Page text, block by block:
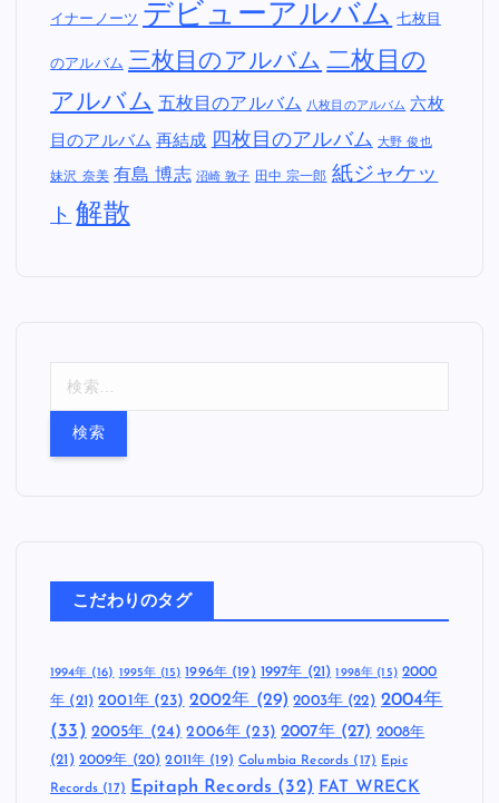
イナーノーツ デビューアルバム 七枚目
のアルバム 三枚目のアルバム 二枚目の
アルバム 五枚目のアルバム 八枚目のアルバム 六枚
目のアルバム 再結成 四枚目のアルバム 大野 俊也
妹沢 奈美 有島 博志 沼崎 敦子 田中 宗一郎 紙ジャケッ
ト 解散
こだわりのタグ
1994年(16) 1995年 (15) 1996年(19) 1997年 (21) 1998年 (15) 2000
年 (21) 2001年(23) 2002年 (29) 2003年 (22) 2004年
(33) 2005年 (24) 2006年 (23) 2007年(27) 2008年
(21) 2009年 (20) 2011年 (19) Columbia Records (17) Epic
Records (17) Epitaph Records (32) FAT WRECK